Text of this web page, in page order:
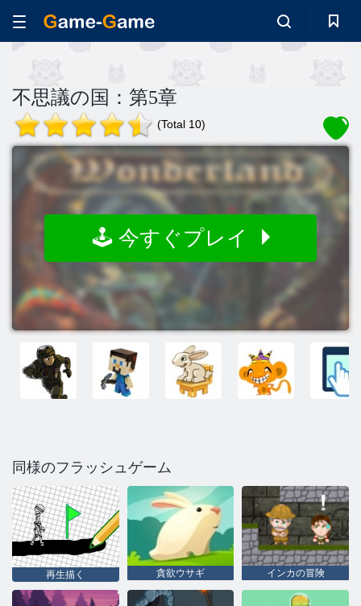
不思議の国：第5章
(Total 10)
🕹️ 今すぐプレイ
同様のフラッシュゲーム
再生描く 貪欲ウサギ インカの冒険